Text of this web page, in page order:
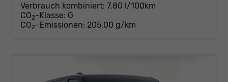
Verbrauch kombiniert: 7,80 l/100km
CO2-Klasse: G
CO2-Emissionen: 205,00 g/km